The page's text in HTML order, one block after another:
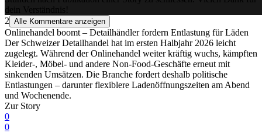
dein Verständnis!
2 Alle Kommentare anzeigen
Onlinehandel boomt – Detailhändler fordern Entlastung für Läden
Der Schweizer Detailhandel hat im ersten Halbjahr 2026 leicht
zugelegt. Während der Onlinehandel weiter kräftig wuchs, kämpften
Kleider-, Möbel- und andere Non-Food-Geschäfte erneut mit
sinkenden Umsätzen. Die Branche fordert deshalb politische
Entlastungen – darunter flexiblere Ladenöffnungszeiten am Abend
und Wochenende.
Zur Story
0
0